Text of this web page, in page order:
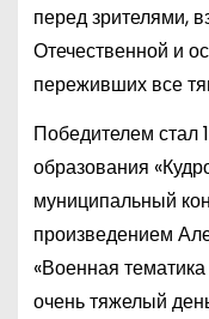
перед зрителями,
Отечественной и
переживших все
Победителем стал
образования
муниципальный
произведением
«Военная
очень тяжелый